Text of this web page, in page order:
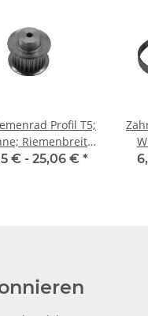
Profil T5;
Riemenbreite
10 mm
€ - 25,06 € *